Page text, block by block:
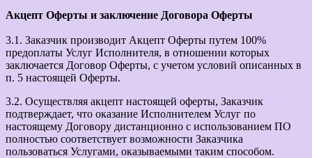
Акцепт Оферты и заключение Договора Оферты
3.1. Заказчик производит Акцепт Оферты путем 100%
предоплаты Услуг Исполнителя, в отношении которых
заключается Договор Оферты, с учетом условий описанных в
п. 5 настоящей Оферты.
3.2. Осуществляя акцепт настоящей оферты, Заказчик
подтверждает, что оказание Исполнителем Услуг по
настоящему Договору дистанционно с использованием ПО
полностью соответствует возможности Заказчика
пользоваться Услугами, оказываемыми таким способом.